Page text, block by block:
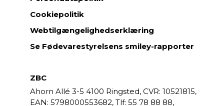
Cookiepolitik
Webtilgængelighedserklæring
Se Fødevarestyrelsens smiley-rapporter
ZBC
Ahorn Allé 3-5 4100 Ringsted, CVR: 10521815,
EAN: 5798000553682,
55 78 88 88,